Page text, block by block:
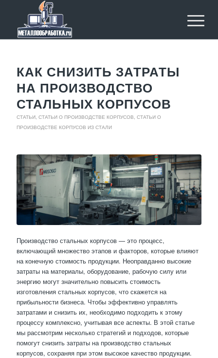
КАК СНИЗИТЬ ЗАТРАТЫ
НА ПРОИЗВОДСТВО
СТАЛЬНЫХ КОРПУСОВ
СТАТЬИ, СТАТЬИ О ПРОИЗВОДСТВЕ КОРПУСОВ СТАТЬИ О
ПРОИЗВОДСТВЕ КОРПУСОВ ИЗ СТАЛИ
Производство стальных корпусов — это процесс,
включающий множество этапов и факторов, которые влияют
на конечную стоимость продукции. Неоправданно высокие
затраты на материалы, оборудование, рабочую силу или
энергию могут значительно повысить стоимость
изготовления стальных корпусов, что скажется на
прибыльности бизнеса. Чтобы эффективно управлять
затратами и снизить их, необходимо подходить к этому
процессу комплексно, учитывая все аспекты. В этой статье
мы рассмотрим несколько стратегий и подходов, которые
помогут снизить затраты на производство стальных
корпусов, сохраняя при этом высокое качество продукции.